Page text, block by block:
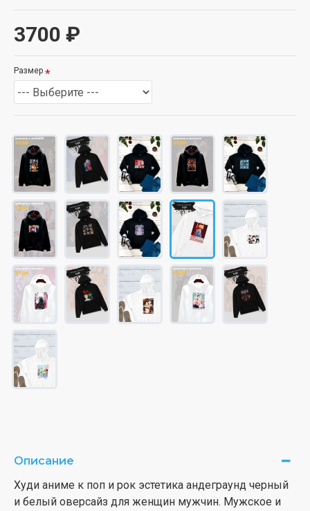
3700 ₽
Размер
Описание
Худи аниме к поп и рок эстетика андеграунд черный
и белый оверсайз для женщин мужчин. Мужское и